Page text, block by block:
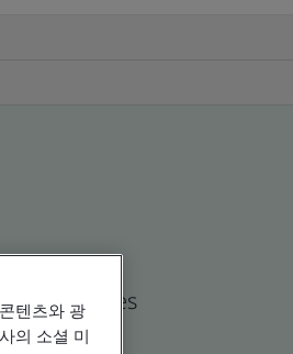
companies
텐츠와 광
의 소셜 미